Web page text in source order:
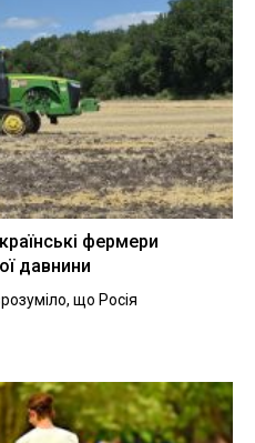
фермери
давнини
що Росія